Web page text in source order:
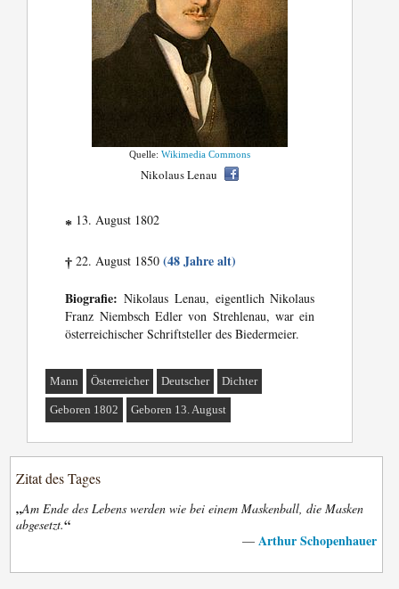
Quelle:Wikimedia Commons
Nikolaus Lenau
* 13. August 1802
† 22. August 1850(48 Jahre alt)
Biografie: Nikolaus Lenau, eigentlich Nikolaus
Franz Niembsch Edler von Strehlenau, war ein
österreichischer Schriftsteller des Biedermeier.
Mann Österreicher Deutscher Dichter
Geboren 1802 Geboren 13. August
Zitat des Tages
„Am Ende des Lebens werden wie bei einem Maskenball, die Masken
abgesetzt.“
— Arthur Schopenhauer